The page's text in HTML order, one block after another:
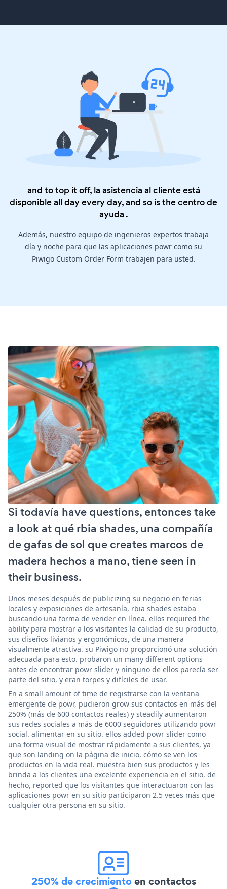
and to top it off, la asistencia al cliente está
disponible all day every day, and so is thecentro de
ayuda .
Además, nuestro equipo de ingenieros expertos trabaja
día y noche para que las aplicaciones powr como su
Piwigo Custom Order Form trabajen para usted.
Si todavía have questions, entonces take
a look at qué rbia shades, una compañía
de gafas de sol que creates marcos de
madera hechos a mano, tiene seen in
their business.
Unos meses después de publicizing su negocio en ferias
locales y exposiciones de artesanía, rbia shades estaba
buscando una forma de vender en línea. ellos required the
ability para mostrar a los visitantes la calidad de su producto,
sus diseños livianos y ergonómicos, de una manera
visualmente atractiva. su Piwigo no proporcionó una solución
adecuada para esto. probaron un many different options
antes de encontrar powr slider y ninguno de ellos parecía ser
parte del sitio, y eran torpes y difíciles de usar.
En a small amount of time de registrarse con la ventana
emergente de powr, pudieron grow sus contactos en más del
250% (más de 600 contactos reales) y steadily aumentaron
sus redes sociales a más de 6000 seguidores utilizando powr
social. alimentar en su sitio. ellos added powr slider como
una forma visual de mostrar rápidamente a sus clientes, ya
que son landing on la página de inicio, cómo se ven los
productos en la vida real. muestra bien sus productos y les
brinda a los clientes una excelente experiencia en el sitio. de
hecho, reported que los visitantes que interactuaron con las
aplicaciones powr en su sitio participaron 2.5 veces más que
cualquier otra persona en su sitio.
250% de crecimientoen contactos